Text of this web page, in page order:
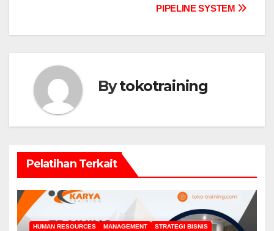
PIPELINE SYSTEM
Bytokotraining
Pelatihan Terkait
HUMAN RESOURCES MANAGEMENT
STRATEGI BISNIS